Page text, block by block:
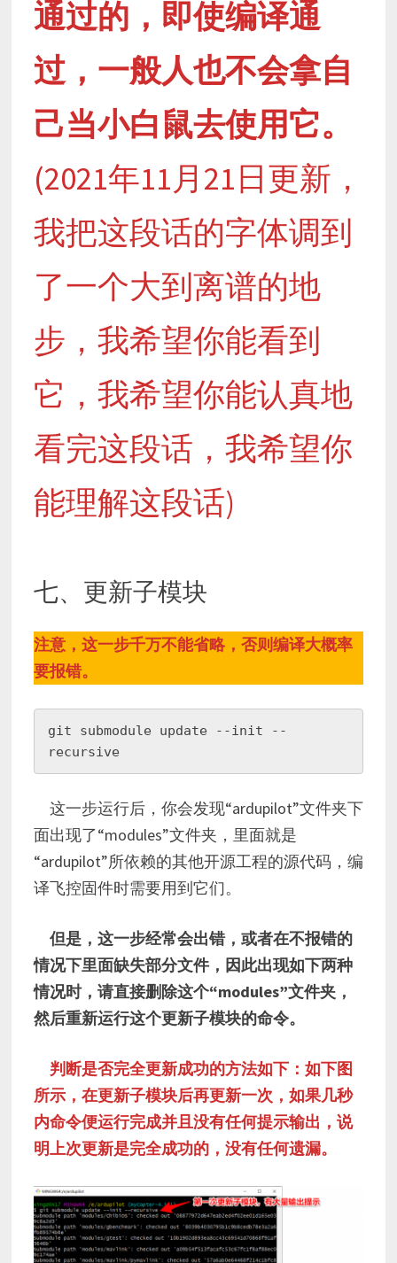
通过的，即使编译通
过，一般人也不会拿自
己当小白鼠去使用它。
(2021年11月21日更新，
我把这段话的字体调到
了一个大到离谱的地
步，我希望你能看到
它，我希望你能认真地
看完这段话，我希望你
能理解这段话)
七、更新子模块
注意，这一步千万不能省略，否则编译大概率
要报错。
git submodule update --init --
recursive
这一步运行后，你会发现“ardupilot”文件夹下
面出现了“modules”文件夹，里面就是
“ardupilot”所依赖的其他开源工程的源代码，编
译飞控固件时需要用到它们。
但是，这一步经常会出错，或者在不报错的
情况下里面缺失部分文件，因此出现如下两种
情况时，请直接删除这个“modules”文件夹，
然后重新运行这个更新子模块的命令。
判断是否完全更新成功的方法如下：如下图
所示，在更新子模块后再更新一次，如果几秒
内命令便运行完成并且没有任何提示输出，说
明上次更新是完全成功的，没有任何遗漏。